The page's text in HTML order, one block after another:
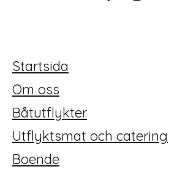
Startsida
Om oss
Båtutflykter
Utflyktsmat och catering
Boende